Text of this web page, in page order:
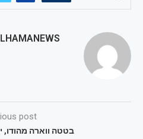
post
בטטה ווארה מהודו,